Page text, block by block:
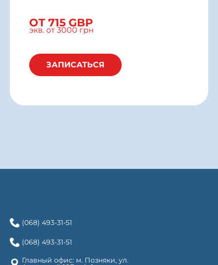
ЗАПИСАТЬСЯ
ОТ 715 GBP
экв. от 3000 грн
(068) 493-31-51
(068) 493-31-51
Главный офис: м. Позняки, ул.